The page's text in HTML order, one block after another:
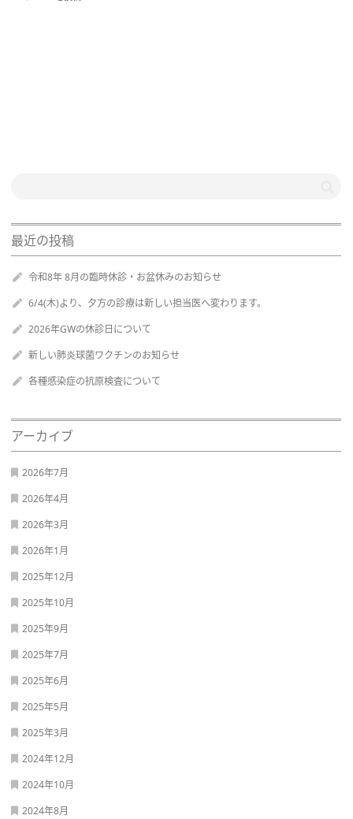
最近の投稿
令和8年 8月の臨時休診・お盆休みのお知らせ
6/4(木)より、夕方の診療は新しい担当医へ変わります。
2026年GWの休診日について
新しい肺炎球菌ワクチンのお知らせ
各種感染症の抗原検査について
アーカイブ
2026年7月
2026年4月
2026年3月
2026年1月
2025年12月
2025年10月
2025年9月
2025年7月
2025年6月
2025年5月
2025年3月
2024年12月
2024年10月
2024年8月